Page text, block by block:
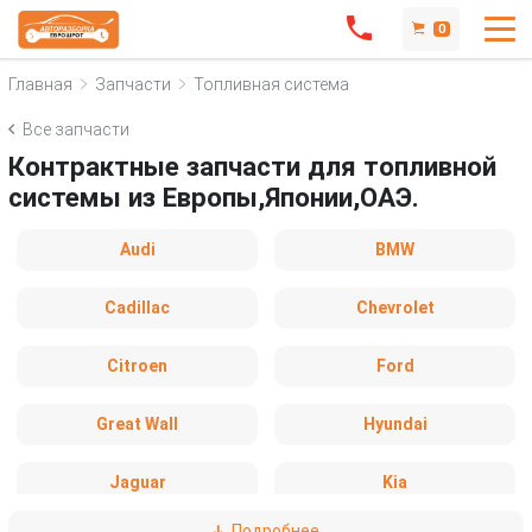
0
Главная Запчасти Топливная система
Все запчасти
Контрактные запчасти для топливной
системы из Европы,Японии,ОАЭ.
Audi BMW
Cadillac Chevrolet
Citroen Ford
Great Wall Hyundai
Jaguar Kia